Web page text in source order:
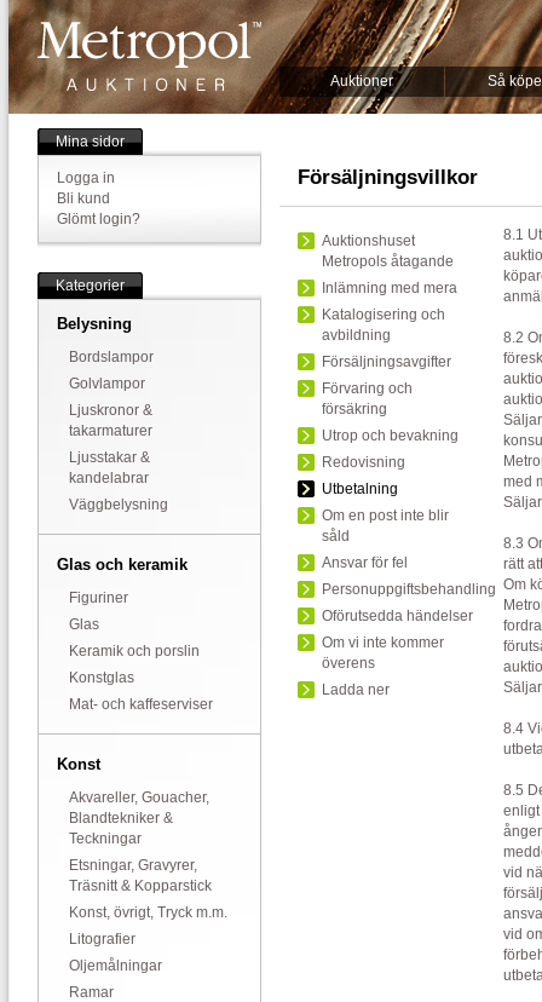
Auktioner Så
Mina sidor
Logga in
Bli kund
Glömt login?
Kategorier
Belysning
Bordslampor
Golvlampor
Ljuskronor &
takarmaturer
Ljusstakar &
kandelabrar
Väggbelysning
Glas och keramik
Figuriner
Glas
Keramik och porslin
Konstglas
Mat- och kaffeserviser
Konst
Akvareller, Gouacher,
Blandtekniker &
Teckningar
Etsningar, Gravyrer,
Träsnitt & Kopparstick
Konst, övrigt, Tryck m.m.
Litografier
Oljemålningar
Ramar
Försäljningsvillkor
Auktionshuset
Metropols åtagande
Inlämning med mera
Katalogisering och
avbildning
Försäljningsavgifter
Förvaring och
försäkring
Utrop och bevakning
Redovisning
Utbetalning
Om en post inte blir
såld
Ansvar för fel
Personuppgiftsbehandling
Oförutsedda händelser
Om vi inte kommer
överens
Ladda ner
8.1
8.2
med
8.3
rätt
Om
8.4
8.5
enligt
vid
vid